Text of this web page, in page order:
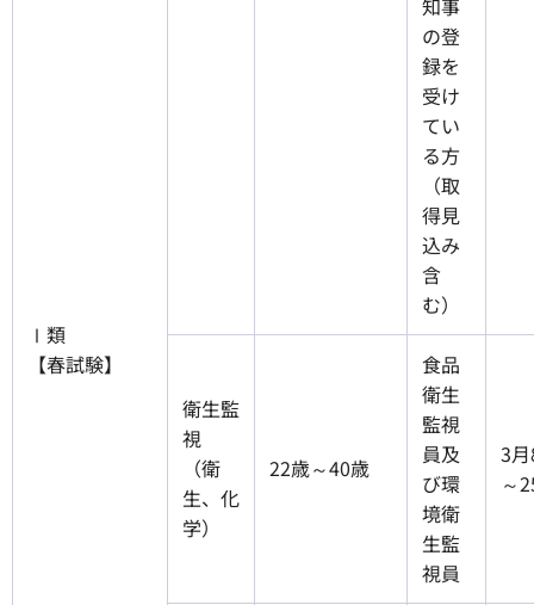
Ⅰ類
【春試験】
知事
の登
録を
受け
てい
る方
（取
得見
込み
含
む）
衛生監
視
（衛
生、化
学）
22歳～40歳
食品
衛生
監視
員及
び環
境衛
生監
視員
3
～